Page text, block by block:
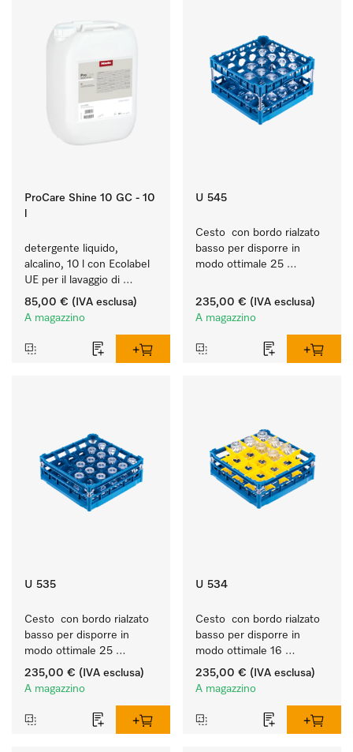
ProCare Shine 10 GC - 10
detergente liquido,
alcalino, 10 l con Ecolabel
UE per il lavaggio di
sporco quotidiano su
stoviglie, posate e
85,00 € (IVA esclusa)
A magazzino
U 545
Cesto  con bordo rialzato
basso per disporre in
modo ottimale 25
235,00 € (IVA esclusa)
A magazzino
U 535
Cesto  con bordo rialzato
basso per disporre in
modo ottimale 25
bicchieri fino a 20 cm.
235,00 € (IVA esclusa)
A magazzino
U 534
Cesto  con bordo rialzato
basso per disporre in
modo ottimale 16
bicchieri fino a 20 cm.
235,00 € (IVA esclusa)
A magazzino